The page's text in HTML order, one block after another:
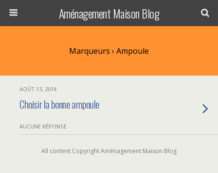
Aménagement Maison Blog
Marqueurs › Ampoule
AOÛT 13, 2014
Choisir la bonne ampoule
AUCUNE RÉPONSE
All content Copyright Aménagement Maison Blog